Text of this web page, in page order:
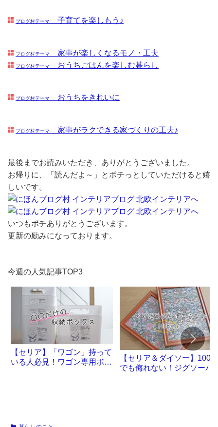
ブログ村テーマ 子育てを楽しもう♪
ブログ村テーマ 家事が楽しくなるモノ・工夫
ブログ村テーマ おうちごはんを楽しむ暮らし
ブログ村テーマ おうちをきれいに
ブログ村テーマ 家事がラクできる家づくりの工夫♪
最後までお読みいただき、ありがとうございました。
お帰りに、「読んだよ～」とポチっとしていただけると嬉
しいです。
いつもポチありがとうございます。
更新の励みになっております。
今週の人気記事TOP3
【セリア】「ワゴン」持って
いる人必見！ワゴン専用ボッ
【セリア＆ダイソー】100円
でも侮れない！ジグソーパ